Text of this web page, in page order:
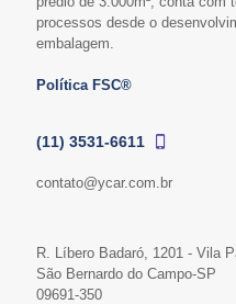
processos desde o
embalagem.
Política FSC®
(11) 3531-6611
contato@ycar.com.br
R. Líbero Badaró, 1201 - Vila
São Bernardo do Campo-SP
09691-350